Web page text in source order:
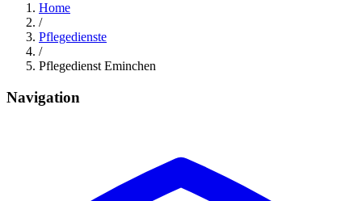
Home
/
Pflegedienste
/
Pflegedienst Eminchen
Navigation